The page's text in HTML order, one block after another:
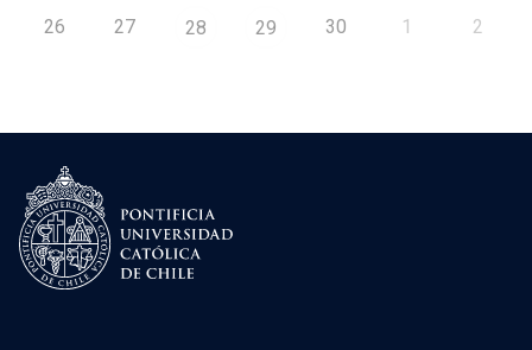
26 27 28 29 30 1 2